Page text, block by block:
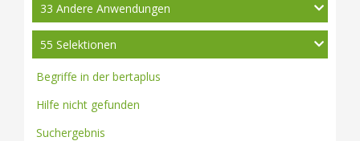
33 Andere Anwendungen
55 Selektionen
Begriffe in der bertaplus
Hilfe nicht gefunden
Suchergebnis